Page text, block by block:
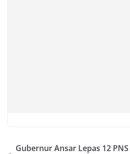
Gubernur Ansar Lepas 12